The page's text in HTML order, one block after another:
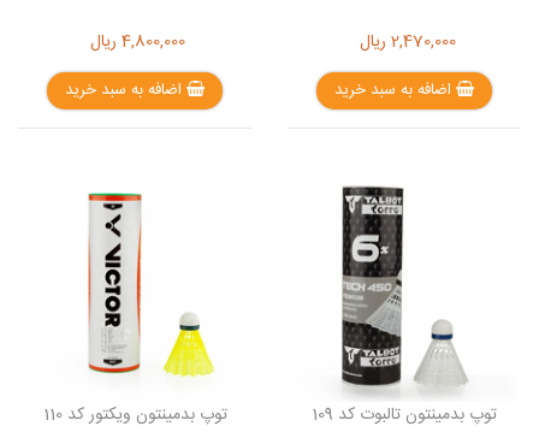
2,470,000 ریال
اضافه به سبد خرید
4,800,000 ریال
اضافه به سبد خرید
توپ بدمینتون تالبوت کد 109 توپ بدمینتون ویکتور کد 110